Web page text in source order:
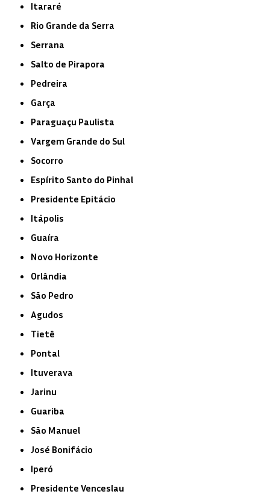
Itararé
Rio Grande da Serra
Serrana
Salto de Pirapora
Pedreira
Garça
Paraguaçu Paulista
Vargem Grande do Sul
Socorro
Espírito Santo do Pinhal
Presidente Epitácio
Itápolis
Guaíra
Novo Horizonte
Orlândia
São Pedro
Agudos
Tietê
Pontal
Ituverava
Jarinu
Guariba
São Manuel
José Bonifácio
Iperó
Presidente Venceslau